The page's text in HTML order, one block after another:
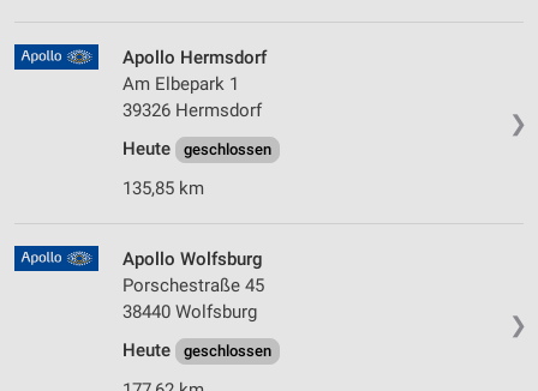
❯
Apollo Hermsdorf
Am Elbepark 1
39326 Hermsdorf
Heute
geschlossen
135,85 km
❯
Apollo Wolfsburg
Porschestraße 45
38440 Wolfsburg
Heute
geschlossen